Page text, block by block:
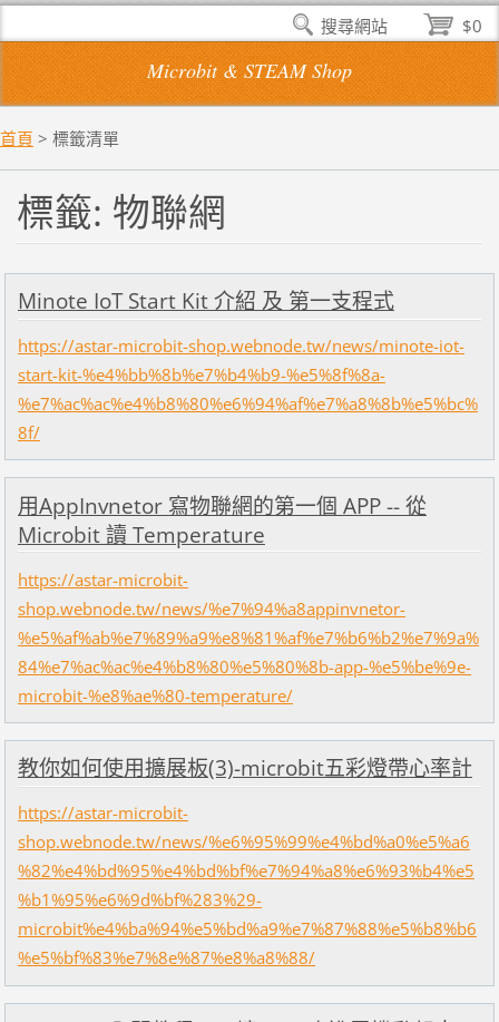
Microbit & STEAM Shop
首頁 > 標籤清單
標籤: 物聯網
Minote IoT Start Kit 介紹 及 第一支程式
https://astar-microbit-shop.webnode.tw/news/minote-iot-
start-kit-%e4%bb%8b%e7%b4%b9-%e5%8f%8a-
%e7%ac%ac%e4%b8%80%e6%94%af%e7%a8%8b%e5%bc%
8f/
用AppInvnetor 寫物聯網的第一個 APP -- 從
Microbit 讀 Temperature
https://astar-microbit-
shop.webnode.tw/news/%e7%94%a8appinvnetor-
%e5%af%ab%e7%89%a9%e8%81%af%e7%b6%b2%e7%9a%
84%e7%ac%ac%e4%b8%80%e5%80%8b-app-%e5%be%9e-
microbit-%e8%ae%80-temperature/
教你如何使用擴展板(3)-microbit五彩燈帶心率計
https://astar-microbit-
shop.webnode.tw/news/%e6%95%99%e4%bd%a0%e5%a6
%82%e4%bd%95%e4%bd%bf%e7%94%a8%e6%93%b4%e5
%b1%95%e6%9d%bf%283%29-
microbit%e4%ba%94%e5%bd%a9%e7%87%88%e5%b8%b6
%e5%bf%83%e7%8e%87%e8%a8%88/
$0
搜尋網站